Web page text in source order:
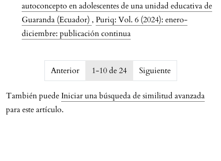
autoconcepto en adolescentes de una unidad educativa de
Guaranda (Ecuador) , Puriq: Vol. 6 (2024): enero-
diciembre: publicación continua
issue.pagination6a75118a92fb1
Anterior 1-10 de 24 Siguiente
También puede Iniciar una búsqueda de similitud avanzada
para este artículo.